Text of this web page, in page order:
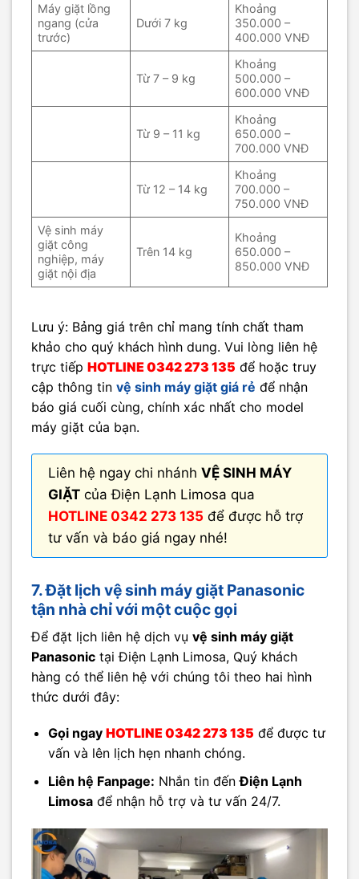
Máy giặt lồng
ngang (cửa
trước)
Dưới 7 kg
Khoảng
350.000 –
400.000 VNĐ
Từ 7 – 9 kg
Khoảng
500.000 –
600.000 VNĐ
Từ 9 – 11 kg
Khoảng
650.000 –
700.000 VNĐ
Từ 12 – 14 kg
Khoảng
700.000 –
750.000 VNĐ
Vệ sinh máy
giặt công
nghiệp, máy
giặt nội địa
Trên 14 kg
Khoảng
650.000 –
850.000 VNĐ
Lưu ý: Bảng giá trên chỉ mang tính chất tham
khảo cho quý khách hình dung. Vui lòng liên hệ
trực tiếp HOTLINE 0342 273 135 để hoặc truy
cập thông tin vệ sinh máy giặt giá rẻ​ để nhận
báo giá cuối cùng, chính xác nhất cho model
máy giặt của bạn.
Liên hệ ngay chi nhánh VỆ SINH MÁY
GIẶT của Điện Lạnh Limosa qua
HOTLINE 0342 273 135 để được hỗ trợ
tư vấn và báo giá ngay nhé!
7. Đặt lịch vệ sinh máy giặt Panasonic
tận nhà chỉ với một cuộc gọi
Để đặt lịch liên hệ dịch vụ vệ sinh máy giặt
Panasonic tại Điện Lạnh Limosa, Quý khách
hàng có thể liên hệ với chúng tôi theo hai hình
thức dưới đây:
Gọi ngay HOTLINE 0342 273 135 để được tư
vấn và lên lịch hẹn nhanh chóng.
Liên hệ Fanpage: Nhắn tin đếnĐiện Lạnh
Limosađể nhận hỗ trợ và tư vấn 24/7.